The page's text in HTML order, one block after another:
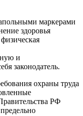
маркерами
здоровья
и
законодатель.
охраны труда
РФ